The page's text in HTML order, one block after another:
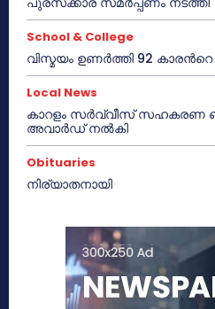
School & College
വിസ്മയം ഉണർത്തി 92
Local News
കാറളം സർവ്വീസ് സഹകരണ
അവാർഡ് നൽകി
Obituaries
നിര്യാതനായി